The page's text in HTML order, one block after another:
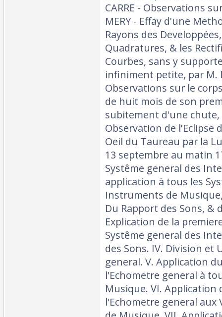
CARRE - Observations
MERY - Effay d'une
Rayons des
Quadratures, & les
Courbes, sans y
infiniment petite, par M.
Observations sur le
de huit mois de son
subitement d'une chute,
Observation de l'Eclipse
Oeil du Taureau par la
13 septembre au matin
Systême general des
application à tous les
Instruments de Musique,
Du Rapport des Sons, &
Explication de la
Systême general des
des Sons. IV. Division et
general. V. Application
l'Echometre general à
Musique. VI. Application
l'Echometre general